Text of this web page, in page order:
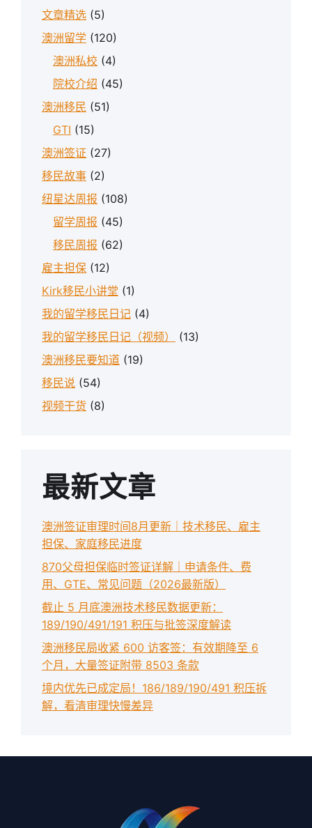
文章精选 (5)
澳洲留学 (120)
澳洲私校 (4)
院校介绍 (45)
澳洲移民 (51)
GTI (15)
澳洲签证 (27)
移民故事 (2)
纽星达周报 (108)
留学周报 (45)
移民周报 (62)
雇主担保 (12)
Kirk移民小讲堂 (1)
我的留学移民日记 (4)
我的留学移民日记（视频）
(13)
澳洲移民要知道 (19)
移民说 (54)
视频干货 (8)
最新文章
澳洲签证审理时间8月更新｜技术移民、雇主
担保、家庭移民进度
870父母担保临时签证详解｜申请条件、费
用、GTE、常见问题（2026最新版）
截止 5 月底澳洲技术移民数据更新：
189/190/491/191 积压与批签深度解读
澳洲移民局收紧 600 访客签：有效期降至 6
个月，大量签证附带 8503 条款
境内优先已成定局！186/189/190/491 积压拆
解，看清审理快慢差异